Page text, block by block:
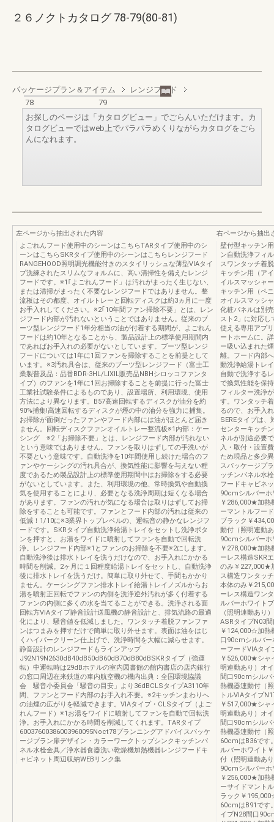
２６ノクトカタログ 78-79(80-81)
パッケージプラン＆アイテム
レンジフード
78
79
お探しのページは「カタログビュー」でごらんいただけます。カ
タログビューではweb上でパラパラめくりながらカタログをごら
んになれます。
左ページから抽出された内容
よごれんフード使用中のシーンはこちらTARタイプ使用中のシ
ーンはこちらSKRタイプ使用中のシーンはこちらレンジフード
RANGEHOOD照明調光機能付きのスタイリッシュな薄型VIAタイ
プ洗練されたスリムなフォルムに、高い清掃性を備えたレンジ
フードです。※1｢よごれんフード」は汚れがまったく生じない、
または清掃がまったく不要なレンジフードではありません。整
流板はその都度、オイルトレーと回転ディスクは約3ヵ月に一度
お手入れしてください。※2｢10年間ファン掃除不要」とは、レン
ジフード内部が汚れないということではありません。従来のブ
ーツ型レンジフード1年分相当の油が付着する期間が、よごれん
フードは約10年となることから、製品設計上の標準使用期間内
であればお手入れの必要がないとしています。ブーツ型レンジ
フードについては1年に1回ファンを掃除することを前提として
います。※3汚れ具合は、従来のブーツ型レンジフード（富士工
業製普及品：品番BDR-3HL/LIXIL販売品NBHシロッコファンタ
イプ）のファンを1年に1回お掃除することを前提に行った富士
工業社試験条件によるものであり、設置場所、利用環境、使用
方法により異なります。B57高速回転するディスクが油分を約
90%捕集!高速回転するディスクが煙の中の油分を強力に捕集。
お掃除が面倒だったファンやフード内部には油がほとんど届き
ません。回転ディスクファンオイルトレー整流板※1内部：ケー
シング ※2「お掃除不要」とは、レンジフード内部が汚れない
という意味ではありません。ファンを取りはずしての手洗いが
不要という意味です。自動洗浄を10年間使用し続けた場合のフ
ァンやケーシングの汚れ具合が、換気性能に影響を与えない程
度であるため製品設計上の標準使用期間中はお掃除をする必要
がないとしています。また、利用環境の他、常時換気や自動換
気を使用することにより、必要となる洗浄周期は短くなる場合
があります。ファンの汚れが気になる場合は取りはずしてお掃
除をすることも可能です。ファンとフード内部の汚れは従来の
低減！1/10に※3業界トップレベルの、運転音の静かなレンジフ
ードです。SKRタイプ自動洗浄給湯トレイをセットし洗浄ボタ
ンを押すと、お湯をワイドに噴射してファンを自動で回転洗
浄。レンジフード内部※1とファンのお掃除を不要※2にします。
自動洗浄後は排水トレイを洗うだけなので、お手入れにかかる
時間を削減。2ヶ月に１回程度給湯トレイをセットし、自動洗浄
後に排水トレイを洗うだけ。簡単に取り外せて、手間もかかり
ません。ケーシングファン排水トレイ給湯トレイノズルからお
湯を噴射正回転でファンの内側を洗浄逆外汚れが多く付着する
ファンの内側に多くの水を当てることができる。洗浄される面
回転方VIAタイプ静音設計送風機の静音設計と、排気流路の最適
化により、騒音値を低減しました。ワンタッチ着脱ファンファ
ンはつまみを押すだけで簡単に取り外せます。表面は油をはじ
くハイパークリーン仕上げで、洗浄時間を大幅に減らせます。
静音設計のレンジフードもラインアップ
J92N19N2630dB40dB50dB60dB70dB80dBSKRタイプ（強運
転）中運転時は29dBホテルの室内図書館の館内書店の店内銀行
の窓口周辺在来鉄道の車内航空機の機内出典：全国環境協議
会 騒音小委員会「騒音の目安」より36dBCLSタイプA3110年
間、ファンとフード内部のお手入れ不要。※2キッチンまわりへ
の油煙の広がりを軽減できます。VIAタイプ・CLSタイプ（よご
れんフード）※1お湯をワイドに噴射してファンを自動で回転洗
浄。お手入れにかかる時間を削減してくれます。TARタイプ
60037600386003960095Noct78プランニングアドバイスパッケ
ージプラン扉デザイン・カラーワークトップシンクキッチンパ
ネル水栓金具／浄水器食器洗い乾燥機加熱機器レンジフードキ
ャビネット周辺収納WEBリンク集
右ページから抽出
壁付型キッチン
ン自動洗浄フィ
スワンタッチ着
キッチン用（ア
イルスマッシャ
キッチン用（ペ
オイルスマッシ
化粧パネルは別
スト2」に対応し
使える専用アプ
ートホームに。
ー吸い込まれた
離。フード内部
動洗浄給湯トレ
自動で洗浄する
で換気性能を保
フィルター洗浄
す。ワンタッチ
るので、お手入
SEREタイプは
センターキッチ
ネルが別途必要
入・取付・設置
ため現品と多少
スパッケージプ
ッチンパネル水
フードキャビネ
90cmシルバー
￥286,000★加熱
ーマントルフー
ブラック￥
動付（照明連動
90cmシルバー
￥278,000★加熱
ーレス構造SKR
のみ￥227,000★
ス構造ワンタッ
本体のみ￥
ーレス構造ワン
ルバーホワイト
（照明連動あり
ASRタイプN03
￥124,000☆加熱
口90cmシルバ
ーフードVIAタ
￥526,000★シャ
明連動あり）オ
間口90cmシル
熱機器連動付（
トルVIAタイプ
￥517,000★シャ
明連動あり）オ
間口90cmシル
熱機器連動付（
60cmはB36です
ルバーホワイト
付（照明連動あ
90cmシルバー
￥256,000★加熱
ーサイドマント
ラック￥
60cmはB91です
イプN28間口